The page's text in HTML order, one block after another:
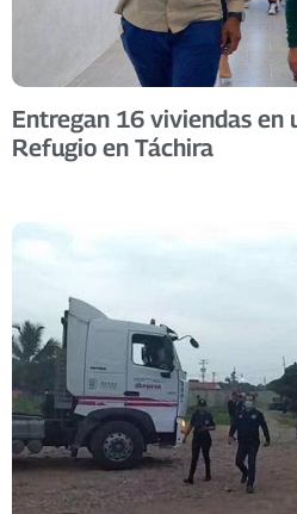
Entregan 16 viviendas en
Refugio en Táchira